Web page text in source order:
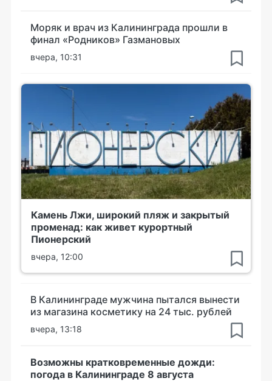
Моряк и врач из Калининграда прошли в
финал «Родников» Газмановых
вчера, 10:31
Камень Лжи, широкий пляж и закрытый
променад: как живет курортный
Пионерский
вчера, 12:00
В Калининграде мужчина пытался вынести
из магазина косметику на 24 тыс. рублей
вчера, 13:18
Возможны кратковременные дожди:
погода в Калининграде 8 августа